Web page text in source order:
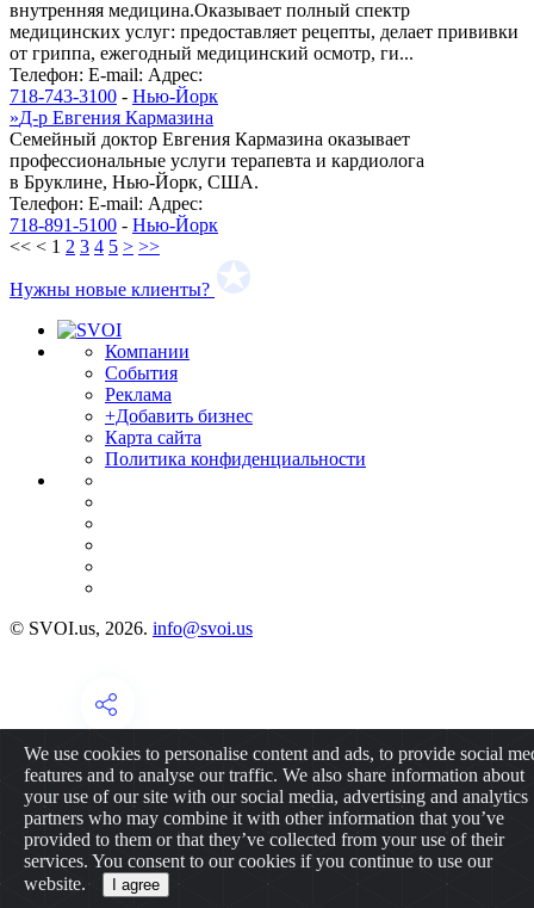
внутренняя медицина.Оказывает полный спектр
медицинских услуг: предоставляет рецепты, делает прививки
от гриппа, ежегодный медицинский осмотр, ги...
Телефон: E-mail: Адрес:
718-743-3100 - Нью-Йорк
»Д-р Евгения Кармазина
Семейный доктор Евгения Кармазина оказывает
профессиональные услуги терапевта и кардиолога
в Бруклине, Нью-Йорк, США.
Телефон: E-mail: Адрес:
718-891-5100 - Нью-Йорк
<< < 1 2 3 4 5 > >>
Нужны новые клиенты?
Компании
События
Реклама
+Добавить бизнес
Карта сайта
Политика конфиденциальности
© SVOI.us, 2026. info@svoi.us
We use cookies to personalise content and ads, to provide social
features and to analyse our traffic. We also share information about
your use of our site with our social media, advertising and analytics
partners who may combine it with other information that you’ve
provided to them or that they’ve collected from your use of their
services. You consent to our cookies if you continue to use our
website.
I agree